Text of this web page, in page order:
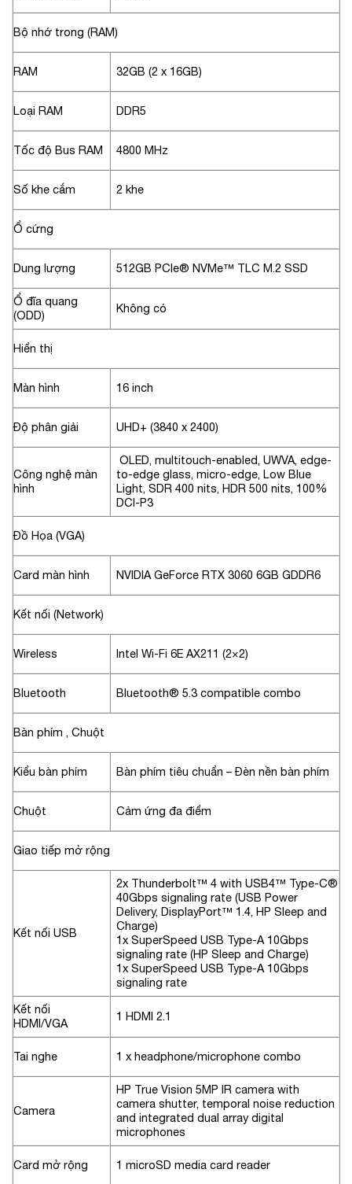
Bộ nhớ trong (RAM)
RAM 32GB (2 x 16GB)
Loại RAM DDR5
Tốc độ Bus RAM 4800 MHz
Số khe cắm 2 khe
Ổ cứng
Dung lượng 512GB PCIe® NVMe™ TLC M.2 SSD
Ổ đĩa quang
(ODD)
Không có
Hiển thị
Màn hình 16 inch
Độ phân giải UHD+ (3840 x 2400)
Công nghệ màn
hình
OLED, multitouch-enabled, UWVA, edge-
to-edge glass, micro-edge, Low Blue
Light, SDR 400 nits, HDR 500 nits, 100%
DCI-P3
Đồ Họa (VGA)
Card màn hình NVIDIA GeForce RTX 3060 6GB GDDR6
Kết nối (Network)
Wireless Intel Wi-Fi 6E AX211 (2×2)
Bluetooth Bluetooth® 5.3 compatible combo
Bàn phím , Chuột
Kiểu bàn phím Bàn phím tiêu chuẩn – Đèn nền bàn phím
Chuột Cảm ứng đa điểm
Giao tiếp mở rộng
Kết nối USB
2x Thunderbolt™ 4 with USB4™ Type-C®
40Gbps signaling rate (USB Power
Delivery, DisplayPort™ 1.4, HP Sleep and
Charge)
1x SuperSpeed USB Type-A 10Gbps
signaling rate (HP Sleep and Charge)
1x SuperSpeed USB Type-A 10Gbps
signaling rate
Kết nối
HDMI/VGA
1 HDMI 2.1
Tai nghe 1 x headphone/microphone combo
Camera
HP True Vision 5MP IR camera with
camera shutter, temporal noise reduction
and integrated dual array digital
microphones
Card mở rộng 1 microSD media card reader